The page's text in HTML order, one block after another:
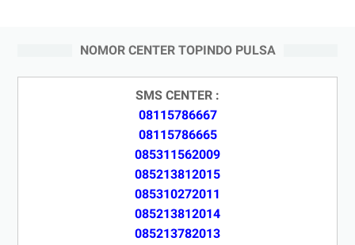
NOMOR CENTER TOPINDO PULSA
SMS CENTER :
08115786667
08115786665
085311562009
085213812015
085310272011
085213812014
085213782013